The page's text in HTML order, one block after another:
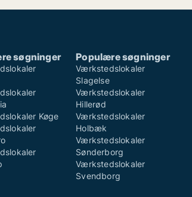
søgninger
Køge
Populære søgninger
Værkstedslokaler
Slagelse
Værkstedslokaler
Hillerød
Værkstedslokaler
Holbæk
Værkstedslokaler
Sønderborg
Værkstedslokaler
Svendborg